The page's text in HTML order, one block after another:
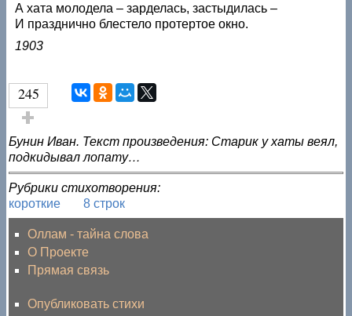
А хата молодела – зарделась, застыдилась –
И празднично блестело протертое окно.
1903
245
Голос за!
Бунин Иван. Текст произведения: Старик у хаты веял,
подкидывал лопату…
Рубрики стихотворения:
короткие
8 строк
Оллам - тайна слова
О Проекте
Прямая связь
Опубликовать стихи